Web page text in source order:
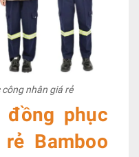
nhân giá rẻ
đồng phục
Bamboo